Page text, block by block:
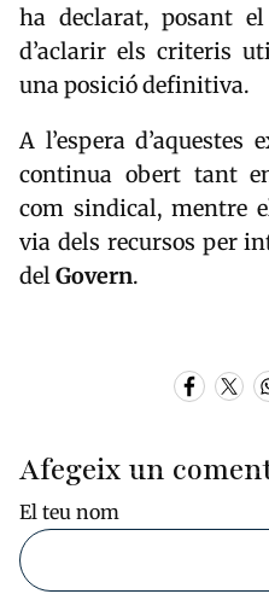
ha declarat, posant
d’aclarir els criteris
una posició definitiva.
A l’espera
continua obert tant
com sindical, mentre
via dels recursos per
delGovern.
Afegeix un
El teu nom